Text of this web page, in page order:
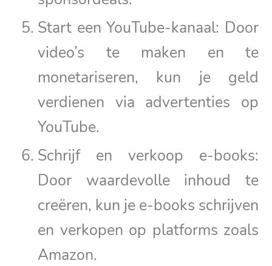
Start een YouTube-kanaal: Door
video’s te maken en te
monetariseren, kun je geld
verdienen via advertenties op
YouTube.
Schrijf en verkoop e-books:
Door waardevolle inhoud te
creëren, kun je e-books schrijven
en verkopen op platforms zoals
Amazon.